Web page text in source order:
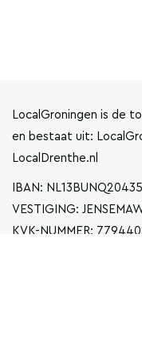
LocalGroningen is de
en bestaat uit:
LocalDrenthe.nl
IBAN:
VESTIGING:
KVK-NUMMER: